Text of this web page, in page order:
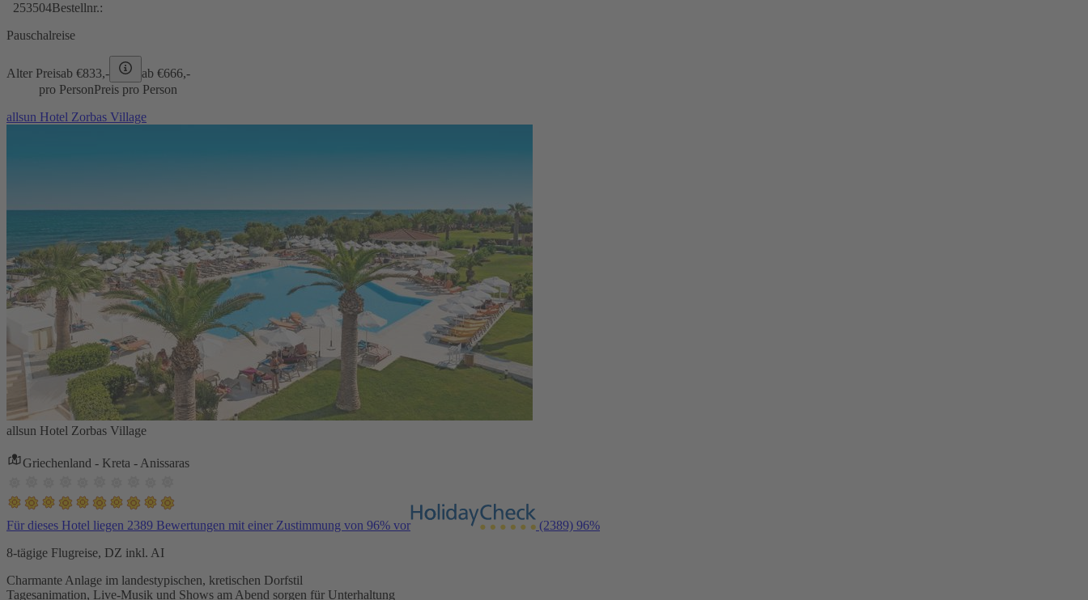
253504Bestellnr.:
Pauschalreise
Alter Preisab €833,- ab €666,-
pro PersonPreis pro Person
allsun Hotel Zorbas Village
allsun Hotel Zorbas Village
Griechenland - Kreta - Anissaras
Für dieses Hotel liegen 2389 Bewertungen mit einer Zustimmung von 96% vor (2389) 96%
8-tägige Flugreise, DZ inkl. AI
Charmante Anlage im landestypischen, kretischen Dorfstil
Tagesanimation, Live-Musik und Shows am Abend sorgen für Unterhaltung